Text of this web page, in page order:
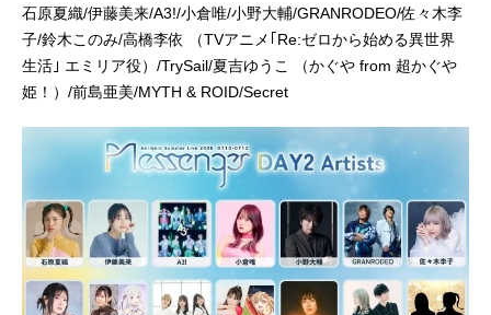
石原夏織/伊藤美来/A3!/小倉唯/小野大輔/GRANRODEO/佐々木李
子/鈴木このみ/高橋李依 （TVアニメ｢Re:ゼロから始める異世界
生活｣ エミリア役）/TrySail/夏吉ゆうこ （かぐや from 超かぐや
姫！）/前島亜美/MYTH & ROID/Secret